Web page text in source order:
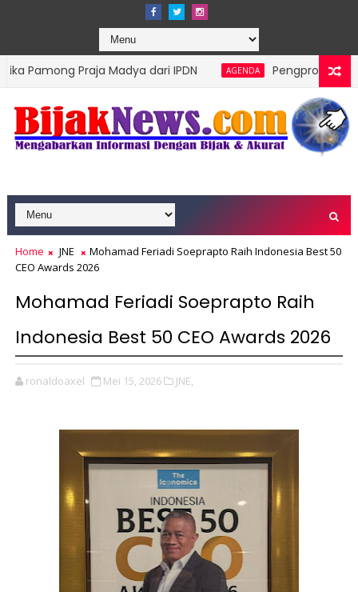
Madya dari IPDN AGENDA Pengprov Squash
Home JNE
Mohamad Feriadi Soeprapto Raih Indonesia Best 50
CEO Awards 2026
Mohamad Feriadi Soeprapto Raih
Indonesia Best 50 CEO Awards 2026
ronaldoaxel Mei 15, 2026 JNE,